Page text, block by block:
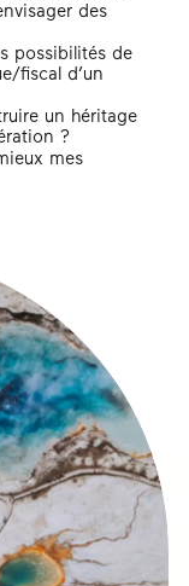
des
possibilités de
fiscal d’un
un héritage
?
mes